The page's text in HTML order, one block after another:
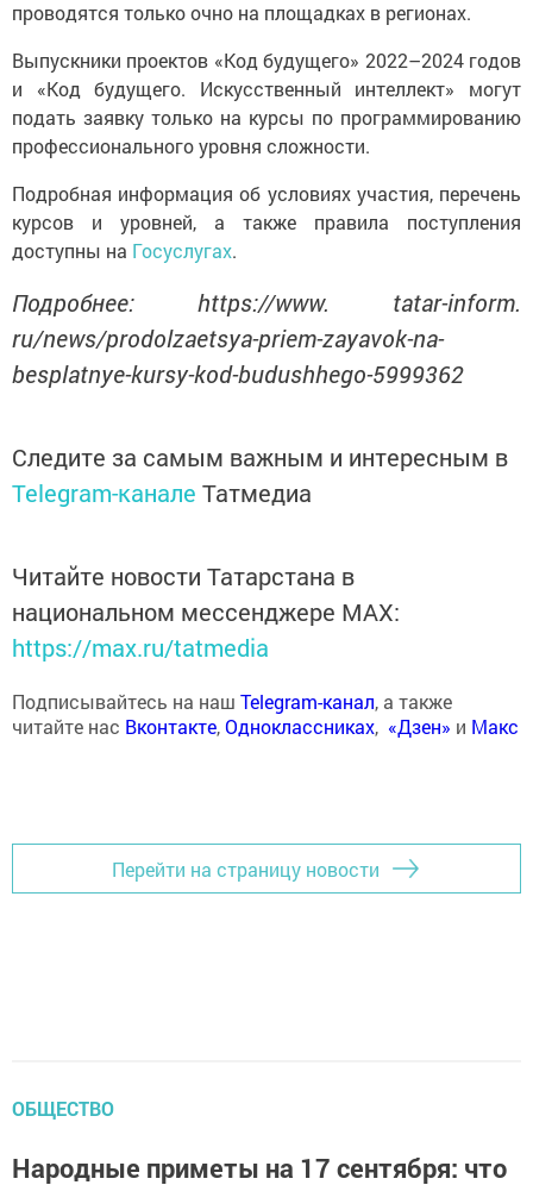
проводятся только очно на площадках в регионах.
Выпускники проектов «Код будущего» 2022–2024 годов
и «Код будущего. Искусственный интеллект» могут
подать заявку только на курсы по программированию
профессионального уровня сложности.
Подробная информация об условиях участия, перечень
курсов и уровней, а также правила поступления
доступны на Госуслугах.
Подробнее: https://www. tatar-inform.
ru/news/prodolzaetsya-priem-zayavok-na-
besplatnye-kursy-kod-budushhego-5999362
Следите за самым важным и интересным в
Telegram-канале Татмедиа
Читайте новости Татарстана в
национальном мессенджере MАХ:
https://max.ru/tatmedia
Подписывайтесь на наш Telegram-канал, а также
читайте нас Вконтакте,Одноклассниках, «Дзен» и Макс
Перейти на страницу новости
ОБЩЕСТВО
Народные приметы на 17 сентября: что